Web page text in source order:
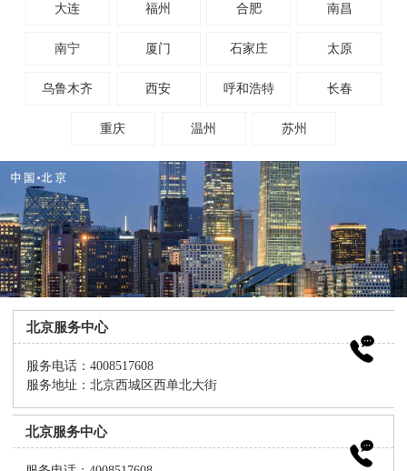
大连 福州 合肥 南昌
南宁 厦门 石家庄 太原
乌鲁木齐 西安 呼和浩特 长春
重庆 温州 苏州
北京服务中心
服务电话：4008517608
服务地址：北京西城区西单北大街
北京服务中心